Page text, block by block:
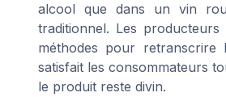
alcool que dans un vin
traditionnel. Les
méthodes pour
satisfait les consommateurs
le produit reste divin.